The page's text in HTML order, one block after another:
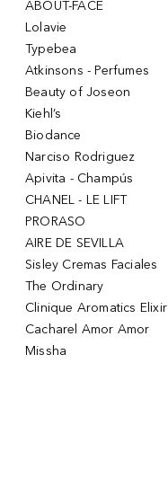
ABOUT-FACE
Lolavie
Typebea
Atkinsons - Perfumes
Beauty of Joseon
Kiehl’s
Biodance
Narciso Rodriguez
Apivita - Champús
CHANEL - LE LIFT
PRORASO
AIRE DE SEVILLA
Sisley Cremas Faciales
The Ordinary
Clinique Aromatics Elixir
Cacharel Amor Amor
Missha